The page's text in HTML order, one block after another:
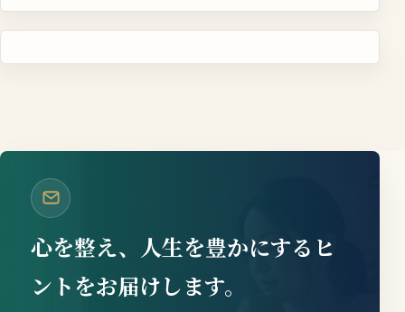
心を整え、人生を豊かにするヒ
ントをお届けします。